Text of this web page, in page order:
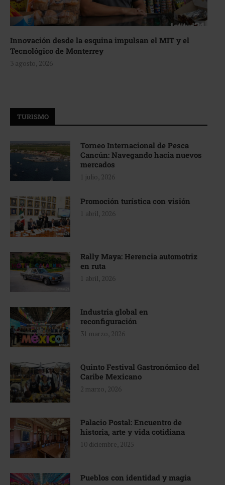
Innovación desde la esquina impulsan el MIT y el
Tecnológico de Monterrey
3 agosto, 2026
TURISMO
Torneo Internacional de Pesca
Cancún: Navegando hacia nuevos
mercados
1 julio, 2026
Promoción turística con visión
1 abril, 2026
Rally Maya: Herencia automotriz
en ruta
1 abril, 2026
Industria global en
reconfiguración
31 marzo, 2026
Quinto Festival Gastronómico del
Caribe Mexicano
2 marzo, 2026
Palacio Postal: Encuentro de
historia, arte y vida cotidiana
10 diciembre, 2025
Pueblos con identidad y magia